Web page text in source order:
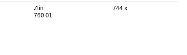
Zlín
760 01
744 x